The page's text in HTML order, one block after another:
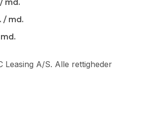
md.
/ md.
Leasing A/S. Alle rettigheder